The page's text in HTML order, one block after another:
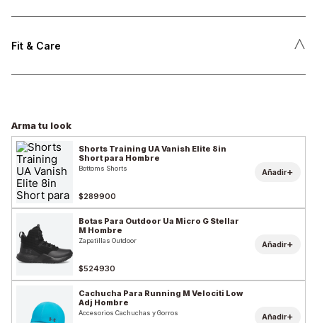
Fit & Care ˄
Arma tu look
Shorts Training UA Vanish Elite 8in
Short para Hombre
Bottoms Shorts
$289900
Añadir+
Botas Para Outdoor Ua Micro G Stellar
M Hombre
Zapatillas Outdoor
$524930
Añadir+
Cachucha Para Running M Velociti Low
Adj Hombre
Accesorios Cachuchas y Gorros Añadir+